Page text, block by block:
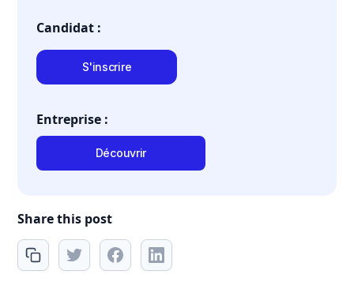
Candidat :
S'inscrire
Entreprise :
Découvrir
Share this post